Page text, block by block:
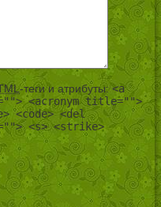
-теги и атрибуты:<a
<acronym title="">
<code> <del
<s> <strike>